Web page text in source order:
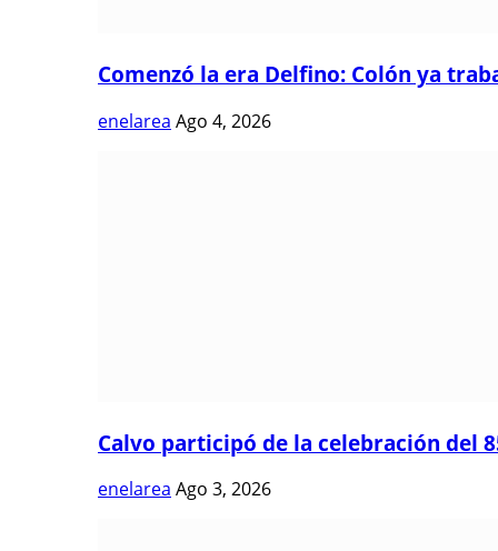
Comenzó la era Delfino: Colón ya
enelarea Ago 4, 2026
Calvo participó de la celebración del
enelarea Ago 3, 2026